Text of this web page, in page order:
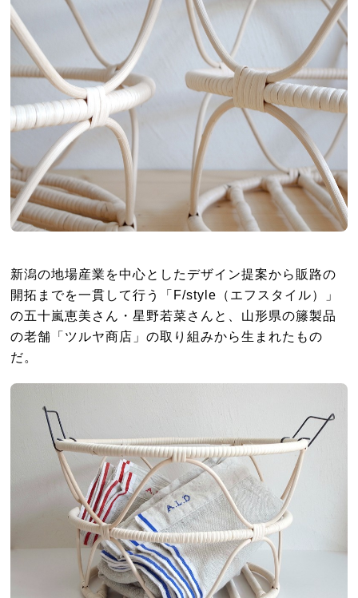
新潟の地場産業を中心としたデザイン提案から販路の
開拓までを一貫して行う「F/style（エフスタイル）」
の五十嵐恵美さん・星野若菜さんと、山形県の籐製品
の老舗「ツルヤ商店」の取り組みから生まれたもの
だ。